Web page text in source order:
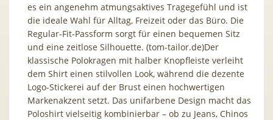
es ein angenehm atmungsaktives Tragegefühl und ist
die ideale Wahl für Alltag, Freizeit oder das Büro. Die
Regular-Fit-Passform sorgt für einen bequemen Sitz
und eine zeitlose Silhouette. (tom-tailor.de)Der
klassische Polokragen mit halber Knopfleiste verleiht
dem Shirt einen stilvollen Look, während die dezente
Logo-Stickerei auf der Brust einen hochwertigen
Markenakzent setzt. Das unifarbene Design macht das
Poloshirt vielseitig kombinierbar – ob zu Jeans, Chinos